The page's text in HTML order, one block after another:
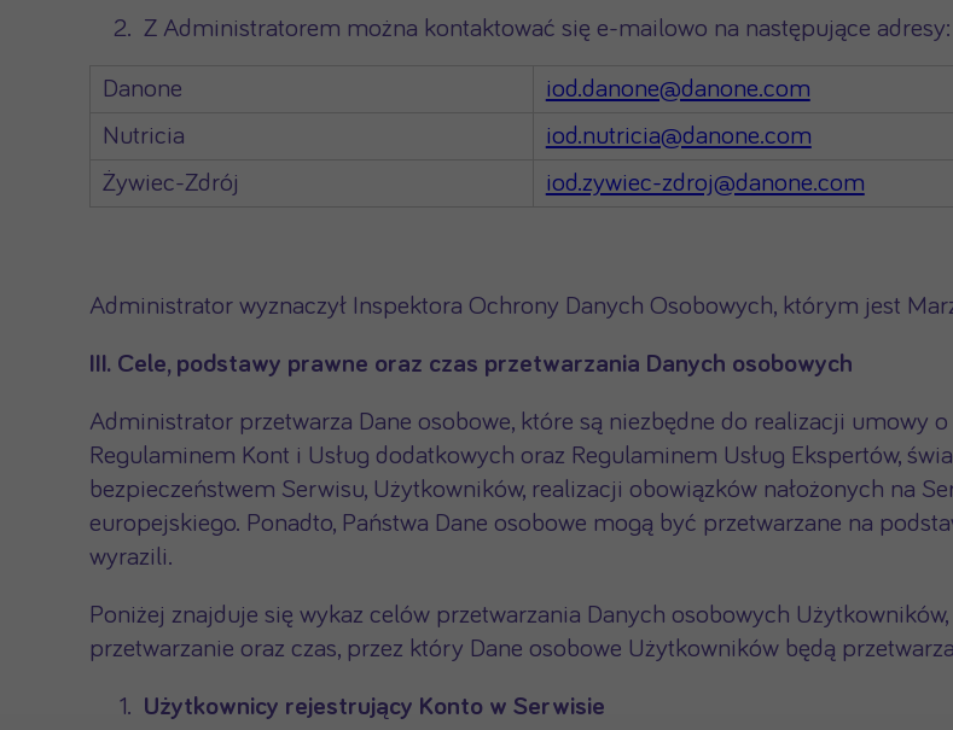
Z Administratorem można kontaktować się e-mailowo na następujące adresy:
Danone
iod.danone@danone.com
Nutricia
iod.nutricia@danone.com
Żywiec-Zdrój
iod.zywiec-zdroj@danone.com
Administrator wyznaczył Inspektora Ochrony Danych Osobowych, którym jest
III. Cele, podstawy prawne oraz czas przetwarzania Danych osobowych
Administrator przetwarza Dane osobowe, które są niezbędne do realizacji umowy
Regulaminem Kont i Usług dodatkowych oraz Regulaminem Usług Ekspertów,
bezpieczeństwem Serwisu, Użytkowników, realizacji obowiązków nałożonych na
europejskiego. Ponadto, Państwa Dane osobowe mogą być przetwarzane na
wyrazili.
Poniżej znajduje się wykaz celów przetwarzania Danych osobowych
przetwarzanie oraz czas, przez który Dane osobowe Użytkowników będą
Użytkownicy rejestrujący Konto w Serwisie